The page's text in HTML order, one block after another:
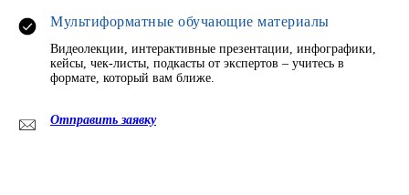
Мультиформатные обучающие материалы
Видеолекции, интерактивные презентации, инфографики,
кейсы, чек-листы, подкасты от экспертов – учитесь в
формате, который вам ближе.
Отправить заявку